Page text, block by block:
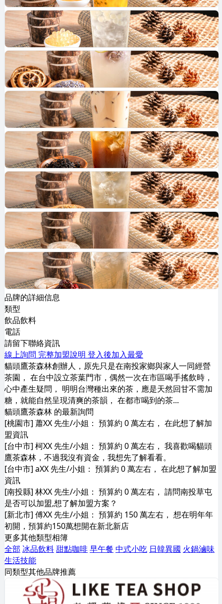
品牌的詳細信息
類型
飲品飲料
電話
請留下聯絡資訊
線上詢問 完整加盟說明 登入後加入最愛
貓頭鷹茶森林創辦人，原先只是在南投家鄉與家人一同經營
茶園， 在台中設立茶葉門市，偶然一次在市區喝手搖飲時，
心中產生疑問， 明明台灣種出來的茶，應是天然回甘不需加
糖，就能自然呈現清爽的茶韻， 在都市喝到的茶...
貓頭鷹茶森林 的最新詢問
[桃園市] 蕭XX 先生/小姐： 預算約 0 萬左右， 在此想了解加
盟資訊
[台中市] 柯XX 先生/小姐： 預算約 0 萬左右， 我喜歡喝貓頭
鷹茶森林，不過我沒有資金，我想先了解看看。
[台中市] aXX 先生/小姐： 預算約 0 萬左右， 在此想了解加盟
資訊
[南投縣] 林XX 先生/小姐： 預算約 0 萬左右， 請問南投草屯
是否可以加盟,想了解加盟方案？
[新北市] 傅XX 先生/小姐： 預算約 150 萬左右， 想在明年年
初開，預算約150萬想開在新北新店
更多其他類型相簿
全部 冰品飲料甜點咖啡早午餐 中式小吃 日韓異國 火鍋滷味
生活技能
同類型其他品牌推薦